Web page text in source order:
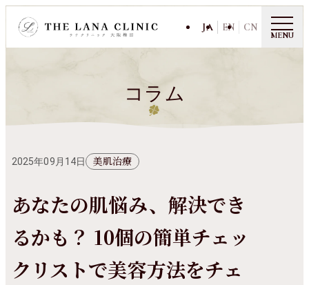
JA EN CN
MENU
コラム
2025年09月14日 美肌治療
あなたの肌悩み、解決でき
るかも？ 10個の簡単チェッ
クリストで美容方法をチェ